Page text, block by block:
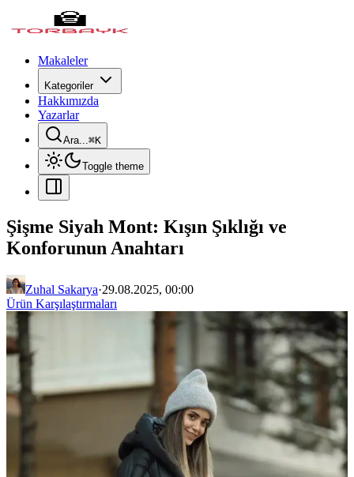
Makaleler
Kategoriler
Hakkımızda
Yazarlar
Ara...⌘K
Toggle theme
Şişme Siyah Mont: Kışın Şıklığı ve
Konforunun Anahtarı
Zuhal Sakarya·29.08.2025, 00:00
Ürün Karşılaştırmaları